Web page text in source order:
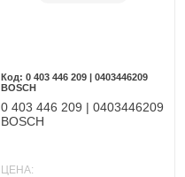
0 403 446 209 | 0403446209
BOSCH
0 403 446 209 | 0403446209
BOSCH
ЦЕНА: